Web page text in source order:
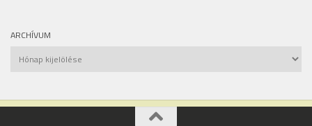
ARCHÍVUM